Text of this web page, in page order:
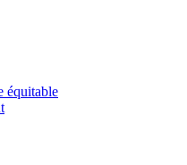
équitable